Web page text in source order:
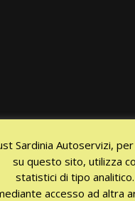
Sardinia Autoservizi,
su questo sito, utilizza
statistici di tipo
accesso ad altra